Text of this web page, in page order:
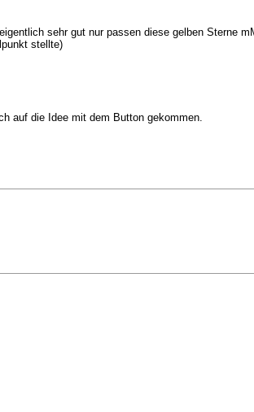
sehr gut nur passen diese gelben Sterne
stellte)
auf die Idee mit dem Button gekommen.